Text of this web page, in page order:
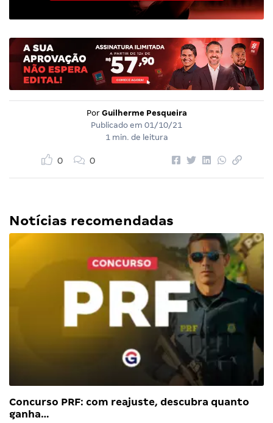
Por Guilherme Pesqueira
Publicado em 01/10/21
1 min. de leitura
0 0
Notícias recomendadas
Concurso PRF: com reajuste, descubra quanto
ganha…